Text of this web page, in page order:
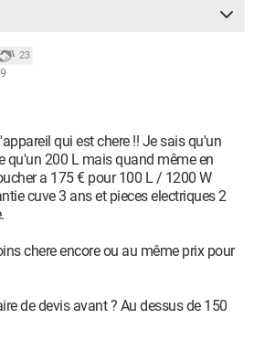
23
qui est chere !! Je sais qu'un
qu'un 200 L mais quand même en
a 175 € pour 100 L / 1200 W
cuve 3 ans et pieces electriques 2
chere encore ou au même prix pour
de devis avant ? Au dessus de 150